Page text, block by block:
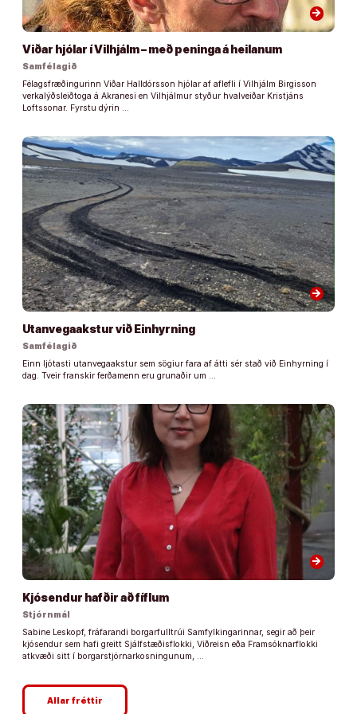
arrow_forward
Viðar hjólar í Vilhjálm – með peninga á heilanum
Samfélagið
Félagsfræðingurinn Viðar Halldórsson hjólar af aflefli í Vilhjálm Birgisson
verkalýðsleiðtoga á Akranesi en Vilhjálmur styður hvalveiðar Kristjáns
Loftssonar. Fyrstu dýrin …
arrow_forward
Utanvegaakstur við Einhyrning
Samfélagið
Einn ljótasti utanvegaakstur sem sögiur fara af átti sér stað við Einhyrning í
dag. Tveir franskir ferðamenn eru grunaðir um …
arrow_forward
Kjósendur hafðir að fíflum
Stjórnmál
Sabine Leskopf, fráfarandi borgarfulltrúi Samfylkingarinnar, segir að þeir
kjósendur sem hafi greitt Sjálfstæðisflokki, Viðreisn eða Framsóknarflokki
atkvæði sitt í borgarstjórnarkosningunum, …
Allar fréttir